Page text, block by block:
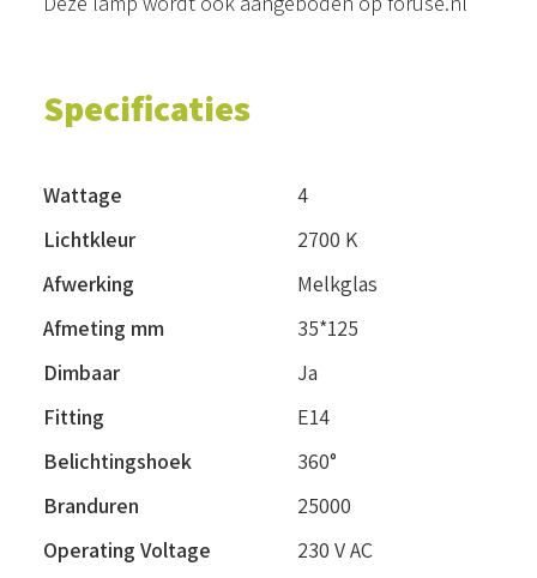
Specificaties
Wattage
4
Lichtkleur
2700 K
Afwerking
Melkglas
Afmeting mm
35*125
Dimbaar
Ja
Fitting
E14
Belichtingshoek
360°
Branduren
25000
Operating Voltage
230 V AC